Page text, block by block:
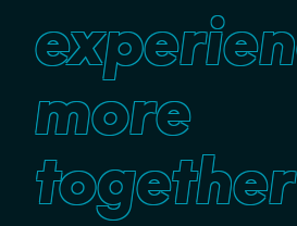
more
together